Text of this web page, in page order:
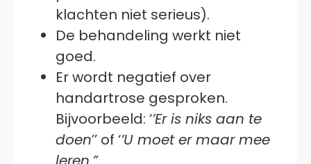
klachten niet serieus).
De behandeling werkt niet
goed.
Er wordt negatief over
handartrose gesproken.
Bijvoorbeeld: ‘’Er is niks aan te
doen’’ of ‘’U moet er maar mee